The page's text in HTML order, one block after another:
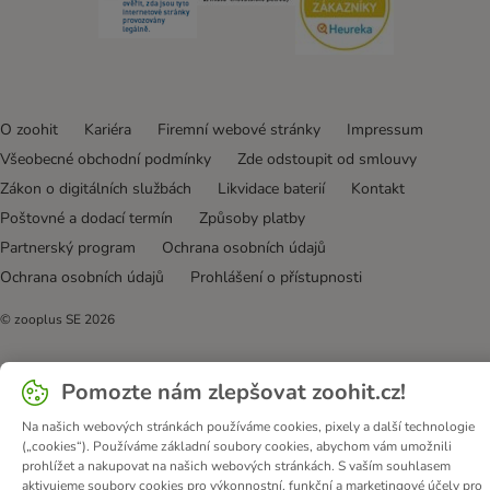
O zoohit Kariéra Firemní webové stránky
Impressum
Všeobecné obchodní podmínky
Zde odstoupit od smlouvy
Zákon o digitálních službách
Likvidace baterií
Kontakt
Poštovné a dodací termín
Způsoby platby
Partnerský program
Ochrana osobních údajů
Ochrana osobních údajů
Prohlášení o přístupnosti
© zooplus SE 2026
Pomozte nám zlepšovat zoohit.cz!
Na našich webových stránkách používáme cookies, pixely a další technologie
(„cookies“). Používáme základní soubory cookies, abychom vám umožnili
prohlížet a nakupovat na našich webových stránkách. S vaším souhlasem
aktivujeme soubory cookies pro výkonnostní, funkční a marketingové účely pro